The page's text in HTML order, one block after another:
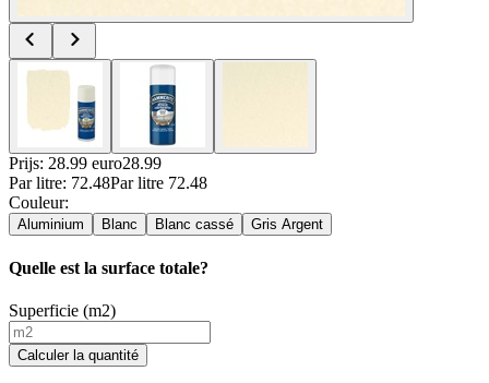
Prijs: 28.99 euro28.99
Par litre: 72.48Par litre 72.48
Couleur:
Aluminium Blanc Blanc cassé Gris Argent
Quelle est la surface totale?
Superficie (m2)
Calculer la quantité